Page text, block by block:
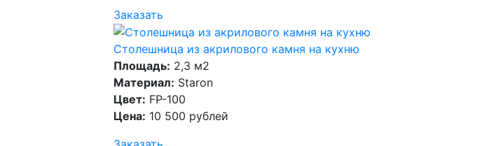
Заказать
Столешница из акрилового камня на кухню
Площадь: 2,3 м2
Материал: Staron
Цвет: FP-100
Цена: 10 500 рублей